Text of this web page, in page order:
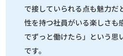
で接していられる点も魅力だ
性を持つ社員がいる楽しさも
でずっと働けたら」という思
です。